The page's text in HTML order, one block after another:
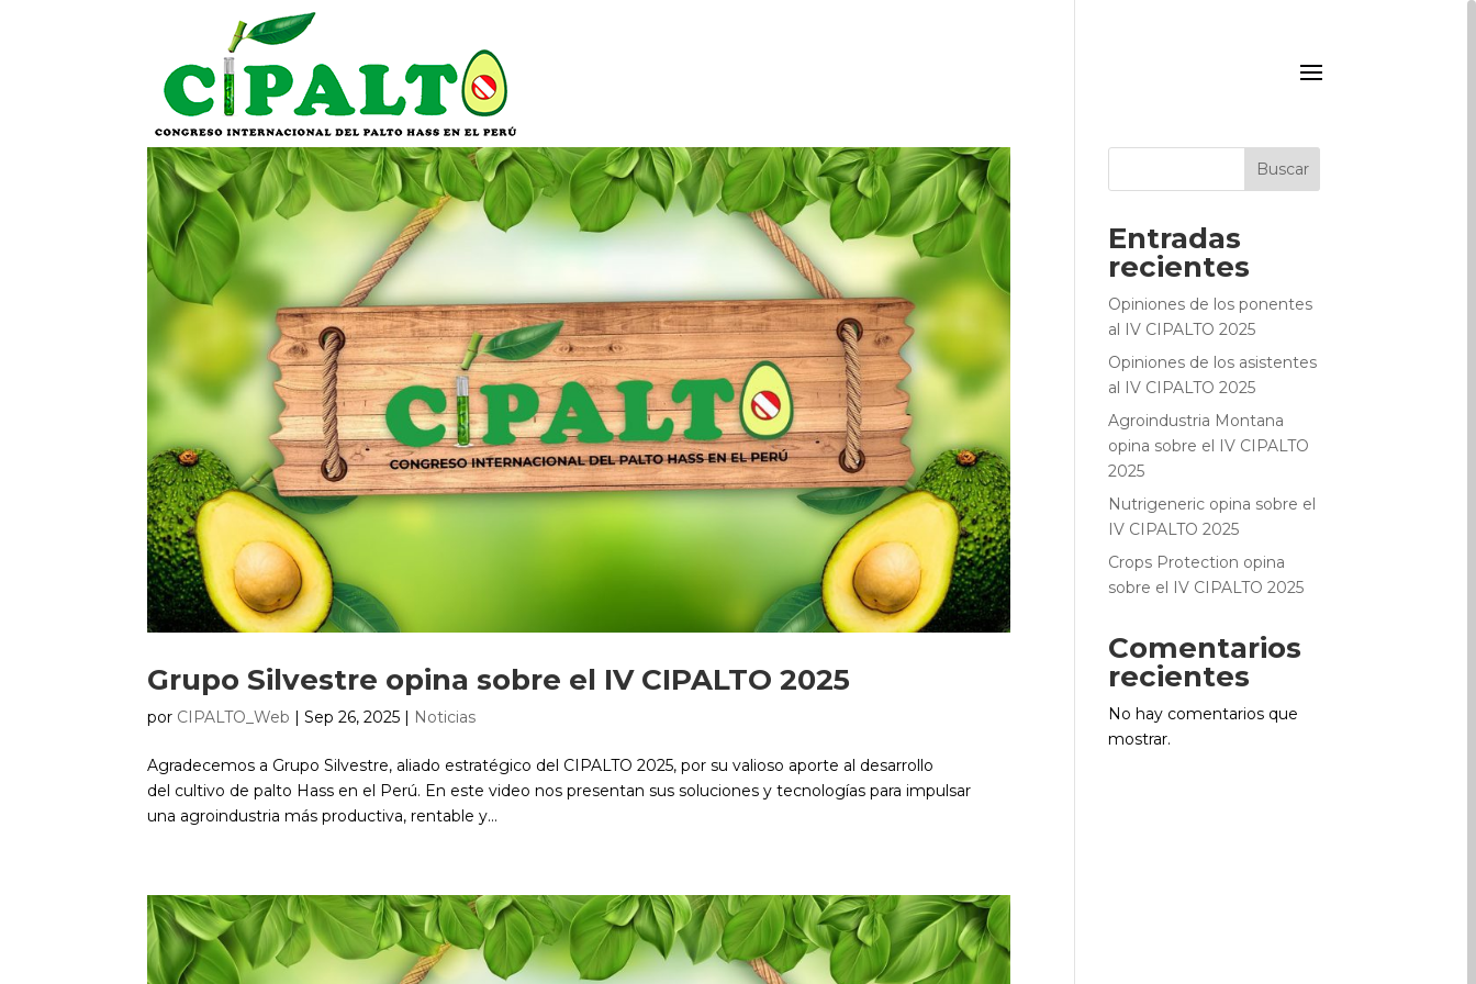
Grupo Silvestre opina sobre el IV CIPALTO 2025
por CIPALTO_Web Sep 26, 2025| Noticias
Agradecemos a Grupo Silvestre, aliado estratégico del CIPALTO 2025, por su valioso aporte al desarrollo
del cultivo de palto Hass en el Perú. En este video nos presentan sus soluciones y tecnologías para impulsar
una agroindustria más productiva, rentable y...
Buscar
Entradas
recientes
Opiniones de los ponentes
al IV CIPALTO 2025
Opiniones de los asistentes
al IV CIPALTO 2025
Agroindustria Montana
opina sobre el IV CIPALTO
2025
Nutrigeneric opina sobre el
IV CIPALTO 2025
Crops Protection opina
sobre el IV CIPALTO 2025
Comentarios
recientes
No hay comentarios que
mostrar.